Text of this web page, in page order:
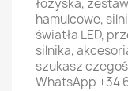
łożyska,
hamulcowe,
światła LED,
silnika,
szukasz
WhatsApp +34